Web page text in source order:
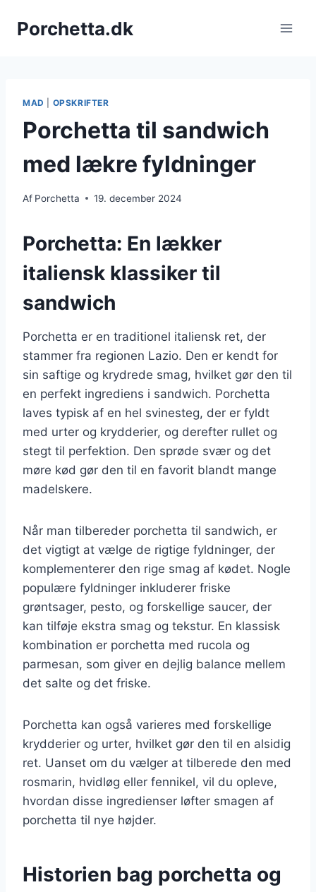
Porchetta.dk
MAD OPSKRIFTER
Porchetta til sandwich
med lækre fyldninger
Af Porchetta 19. december 2024
Porchetta: En lækker
italiensk klassiker til
sandwich
Porchetta er en traditionel italiensk ret, der
stammer fra regionen Lazio. Den er kendt for
sin saftige og krydrede smag, hvilket gør den til
en perfekt ingrediens i sandwich. Porchetta
laves typisk af en hel svinesteg, der er fyldt
med urter og krydderier, og derefter rullet og
stegt til perfektion. Den sprøde svær og det
møre kød gør den til en favorit blandt mange
madelskere.
Når man tilbereder porchetta til sandwich, er
det vigtigt at vælge de rigtige fyldninger, der
komplementerer den rige smag af kødet. Nogle
populære fyldninger inkluderer friske
grøntsager, pesto, og forskellige saucer, der
kan tilføje ekstra smag og tekstur. En klassisk
kombination er porchetta med rucola og
parmesan, som giver en dejlig balance mellem
det salte og det friske.
Porchetta kan også varieres med forskellige
krydderier og urter, hvilket gør den til en alsidig
ret. Uanset om du vælger at tilberede den med
rosmarin, hvidløg eller fennikel, vil du opleve,
hvordan disse ingredienser løfter smagen af
porchetta til nye højder.
Historien bag porchetta og